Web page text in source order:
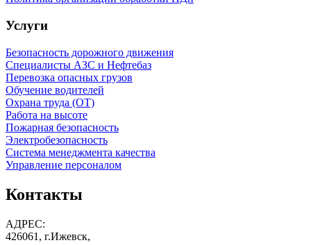
Услуги
Безопасность дорожного движения
Специалисты АЗС и Нефтебаз
Перевозка опасных грузов
Обучение водителей
Охрана труда (ОТ)
Работа на высоте
Пожарная безопасность
Электробезопасность
Система менеджмента качества
Управление персоналом
Контакты
АДРЕС:
426061, г.Ижевск,